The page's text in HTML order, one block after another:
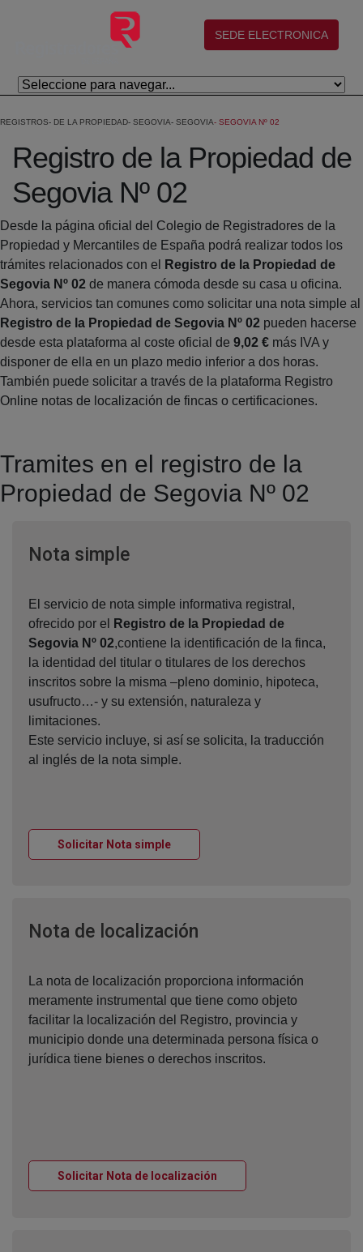
Skip to Main Content
(abre en nueva ventana)
SEDE ELECTRONICA
REGISTROS DE LA PROPIEDAD SEGOVIA SEGOVIA SEGOVIA Nº 02
Registro de la Propiedad de
Segovia Nº 02
Desde la página oficial del Colegio de Registradores de la
Propiedad y Mercantiles de España podrá realizar todos los
trámites relacionados con el
Registro de la Propiedad de
Segovia Nº 02 de manera cómoda desde su casa u oficina.
Ahora, servicios tan comunes como solicitar una nota simple al
Registro de la Propiedad de Segovia Nº 02 pueden hacerse
desde esta plataforma al coste oficial de 9,02 € más IVA y
disponer de ella en un plazo medio inferior a dos horas.
También puede solicitar a través de la plataforma Registro
Online notas de localización de fincas o certificaciones.
Tramites en el registro de la
Propiedad de Segovia Nº 02
Nota simpleVentana nueva
El servicio de nota simple informativa registral,
ofrecido por el
Registro de la Propiedad de
Segovia Nº 02,contiene la identificación de la finca,
la identidad del titular o titulares de los derechos
inscritos sobre la misma –pleno dominio, hipoteca,
usufructo…- y su extensión, naturaleza y
limitaciones.
Este servicio incluye, si así se solicita, la traducción
al inglés de la nota simple.
Solicitar Nota simpleVentana nueva
Nota de localización
La nota de localización proporciona información
meramente instrumental que tiene como objeto
facilitar la localización del Registro, provincia y
municipio donde una determinada persona física o
jurídica tiene bienes o derechos inscritos.
Solicitar Nota de localización